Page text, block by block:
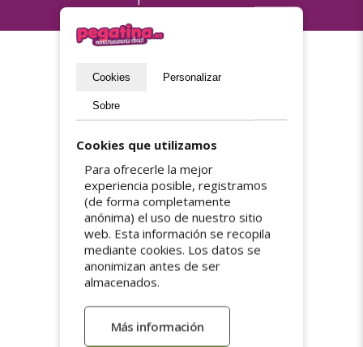
diseñadas
A veces es importante que una pegatina sea
imposible de quitar sin dejar huellas. Por
ejemplo, en casos en los que se podría
cometer fraude, como pegatinas de
inspección de herramientas y máquinas,
pegatinas de pago o impuestos o garantías.
Por eso las pegatinas ultradestructibles son
ideales como pegatinas de inspección,
pegatinas de peaje, precintos de garantía y/o
Cookies Personalizar
Sobre
Cookies que utilizamos
Para ofrecerle la mejor
experiencia posible, registramos
(de forma completamente
anónima) el uso de nuestro sitio
web. Esta información se recopila
mediante cookies. Los datos se
anonimizan antes de ser
almacenados.